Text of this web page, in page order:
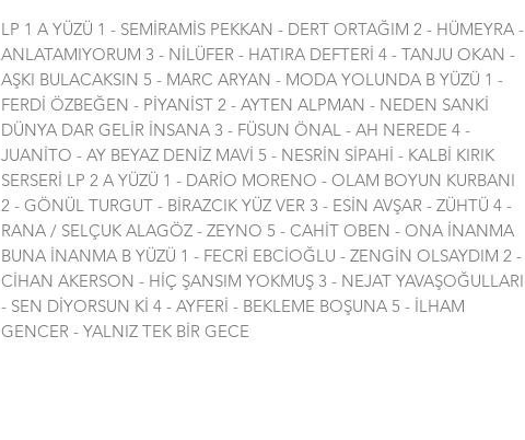
LP 1 A YÜZÜ 1 - SEMİRAMİS PEKKAN - DERT ORTAĞIM 2 - HÜMEYRA -
ANLATAMIYORUM 3 - NİLÜFER - HATIRA DEFTERİ 4 - TANJU OKAN -
AŞKI BULACAKSIN 5 - MARC ARYAN - MODA YOLUNDA B YÜZÜ 1 -
FERDİ ÖZBEĞEN - PİYANİST 2 - AYTEN ALPMAN - NEDEN SANKİ
DÜNYA DAR GELİR İNSANA 3 - FÜSUN ÖNAL - AH NEREDE 4 -
JUANİTO - AY BEYAZ DENİZ MAVİ 5 - NESRİN SİPAHİ - KALBİ KIRIK
SERSERİ LP 2 A YÜZÜ 1 - DARİO MORENO - OLAM BOYUN KURBANI
2 - GÖNÜL TURGUT - BİRAZCIK YÜZ VER 3 - ESİN AVŞAR - ZÜHTÜ 4 -
RANA / SELÇUK ALAGÖZ - ZEYNO 5 - CAHİT OBEN - ONA İNANMA
BUNA İNANMA B YÜZÜ 1 - FECRİ EBCİOĞLU - ZENGİN OLSAYDIM 2 -
CİHAN AKERSON - HİÇ ŞANSIM YOKMUŞ 3 - NEJAT YAVAŞOĞULLARI
- SEN DİYORSUN Kİ 4 - AYFERİ - BEKLEME BOŞUNA 5 - İLHAM
GENCER - YALNIZ TEK BİR GECE